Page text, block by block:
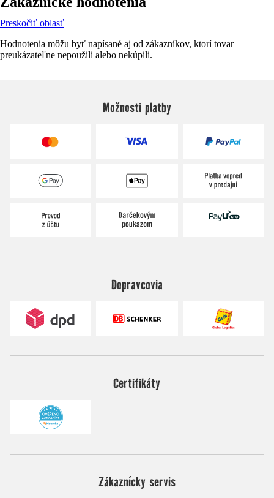
Preskočiť oblasť
Hodnotenia môžu byť napísané aj od zákazníkov, ktorí tovar
preukázateľne nepoužili alebo nekúpili.
Možnosti platby
Dopravcovia
Certifikáty
Zákaznícky servis